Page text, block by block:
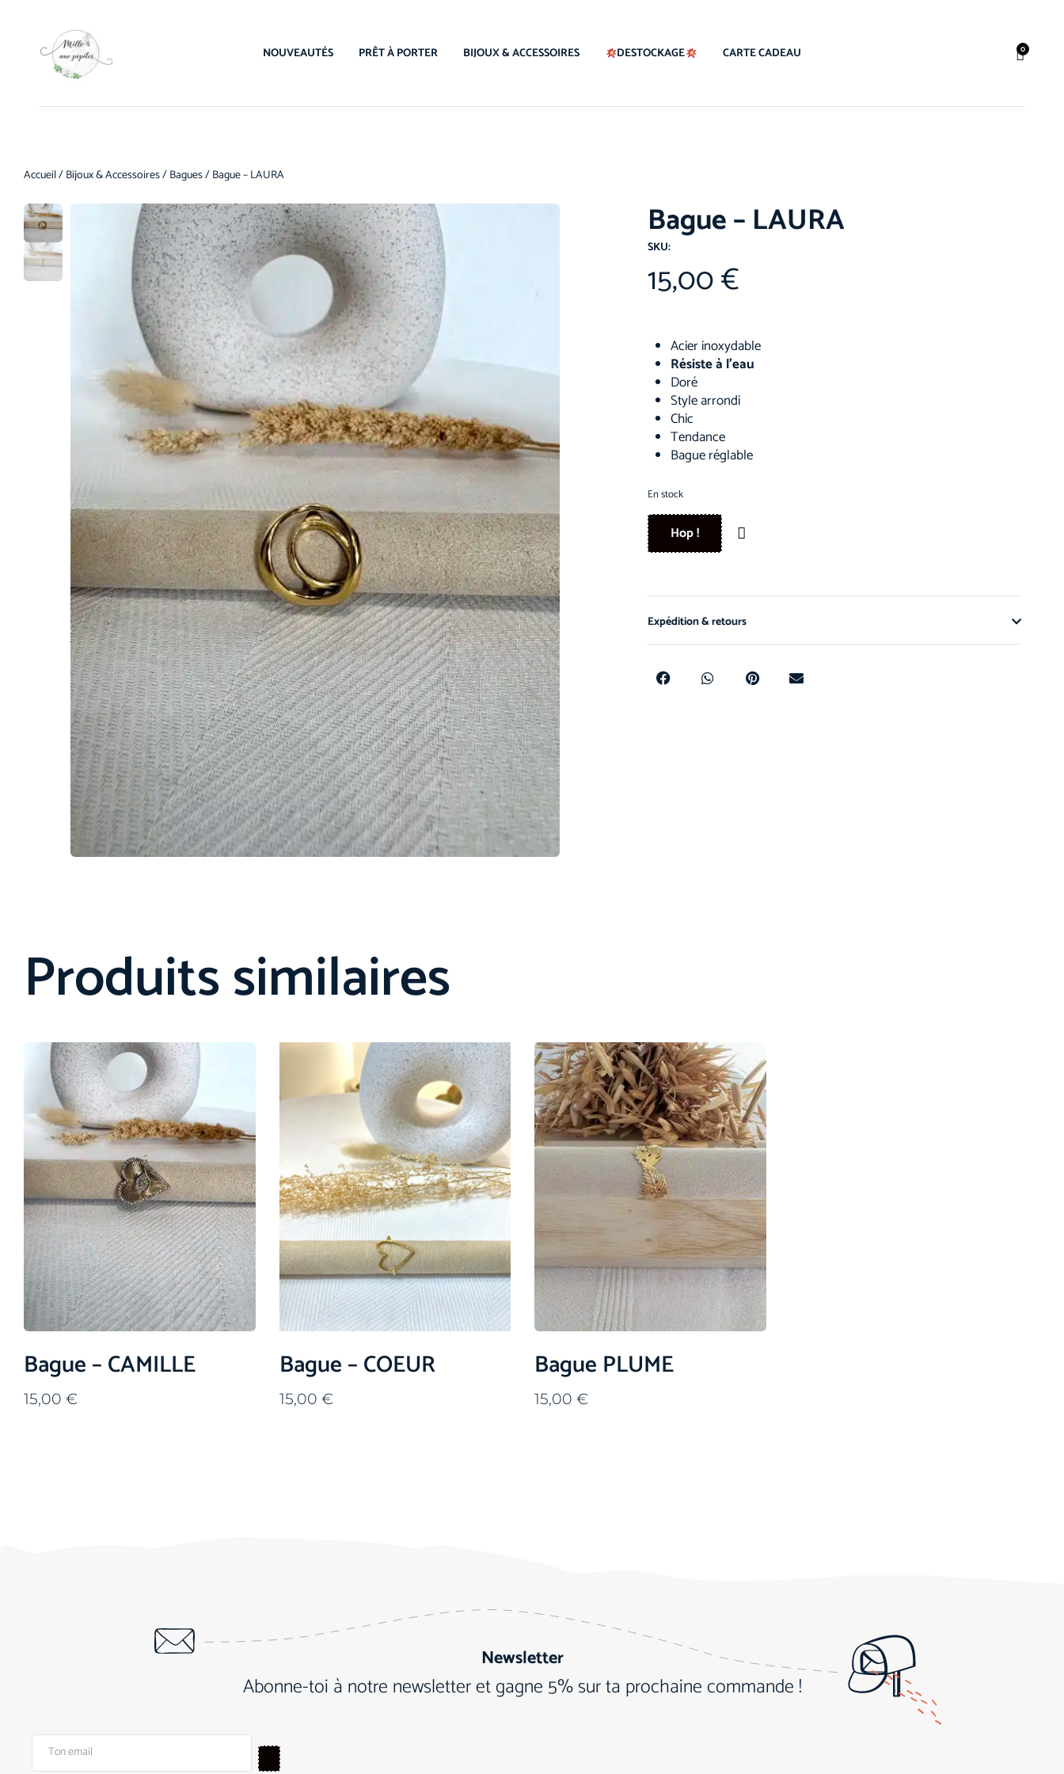
NOUVEAUTÉS PRÊT À PORTER BIJOUX & ACCESSOIRES DESTOCKAGE CARTE CADEAU 0
Accueil/Bijoux & Accessoires/Bagues/ Bague – LAURA
Bague – LAURA
SKU:
15,00€
Acier inoxydable
Résiste à l’eau
Doré
Style arrondi
Chic
Tendance
Bague réglable
En stock
Hop !
Expédition & retours
Produits similaires
Bague – CAMILLE
15,00 €
Bague – COEUR
15,00 €
Bague PLUME
15,00 €
Newsletter
Abonne-toi à notre newsletter et gagne 5% sur ta prochaine commande !